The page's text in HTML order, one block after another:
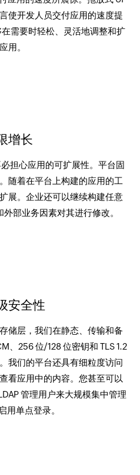
使开发人员交付应用的速度提
需要时轻松、灵活地调整和扩
用。
增长
担心应用的可扩展性。平台固
随着在平台上构建的应用的工
展。企业还可以继续构建任意
部业务因素对其进行修改。
安全性
储层，我们在静态、传输和备
、256 位/128 位密钥和 TLS 1.2
我们的平台还具有细粒度访问
看应用中的内容。您甚至可以
管理用户来大规模集中管理
用单点登录。